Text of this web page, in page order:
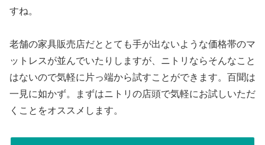
すね。
老舗の家具販売店だととても手が出ないような価格帯のマ
ットレスが並んでいたりしますが、ニトリならそんなこと
はないので気軽に片っ端から試すことができます。百聞は
一見に如かず。まずはニトリの店頭で気軽にお試しいただ
くことをオススメします。